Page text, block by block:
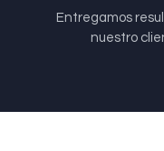
Entregamos
nuestro